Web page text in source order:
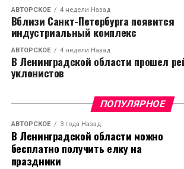
АВТОРСКОЕ 4 недели Назад
Вблизи Санкт-Петербурга появится
индустриальный комплекс
АВТОРСКОЕ 4 недели Назад
В Ленинградской области прошел
уклонистов
ПОПУЛЯРНОЕ
АВТОРСКОЕ 3 года Назад
В Ленинградской области можно
бесплатно получить елку на
праздники